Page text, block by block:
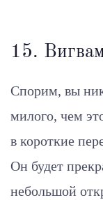
15.
Спорим, вы
милого, чем
в короткие
Он будет
небольшой